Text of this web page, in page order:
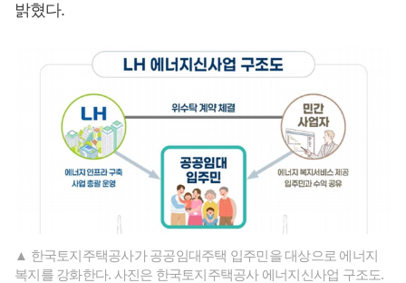
밝혔다.
▲ 한국토지주택공사가 공공임대주택 입주민을 대상으로 에너지
복지를 강화한다. 사진은 한국토지주택공사 에너지신사업 구조도.